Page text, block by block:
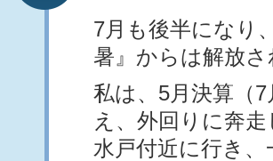
7月も後半になり
暑』からは解放
私は、5月決算（
え、外回りに奔
水戸付近に行き